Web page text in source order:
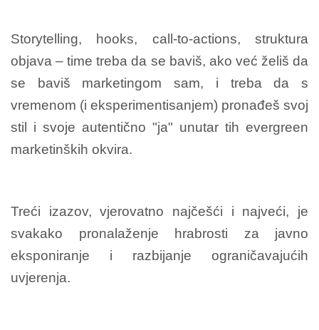
Storytelling, hooks, call-to-actions, struktura
objava – time treba da se baviš, ako već želiš da
se baviš marketingom sam, i treba da s
vremenom (i eksperimentisanjem) pronađeš svoj
stil i svoje autentično "ja" unutar tih evergreen
marketinških okvira.
Treći izazov, vjerovatno najčešći i najveći, je
svakako pronalaženje hrabrosti za javno
eksponiranje i razbijanje ograničavajućih
uvjerenja.